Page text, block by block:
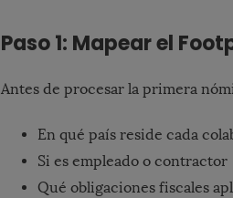
Paso 1: Mapear el
Antes de procesar la primera
En qué país reside cada
Si es empleado o contractor
Qué obligaciones fiscales